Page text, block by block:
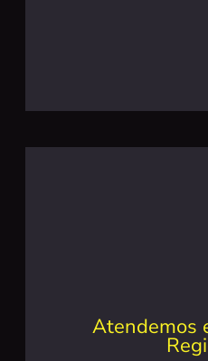
Atendemos